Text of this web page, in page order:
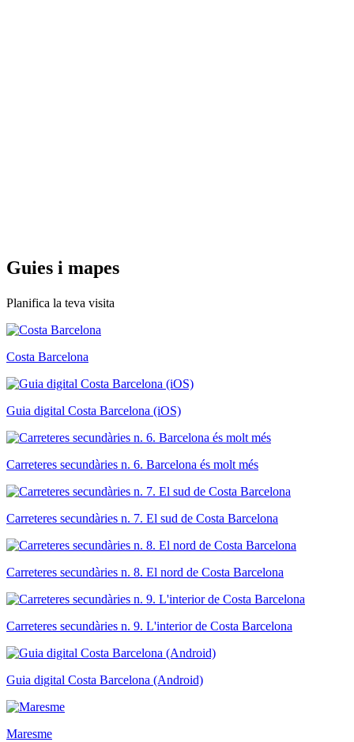
Guies i mapes
Planifica la teva visita
Costa Barcelona
Guia digital Costa Barcelona (iOS)
Carreteres secundàries n. 6. Barcelona és molt més
Carreteres secundàries n. 7. El sud de Costa Barcelona
Carreteres secundàries n. 8. El nord de Costa Barcelona
Carreteres secundàries n. 9. L'interior de Costa Barcelona
Guia digital Costa Barcelona (Android)
Maresme